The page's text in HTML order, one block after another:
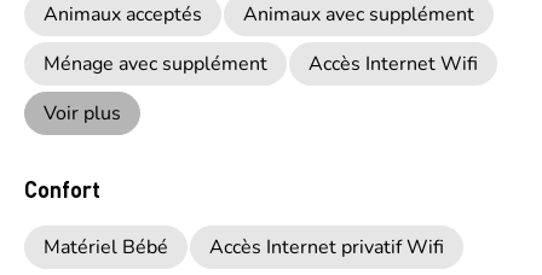
Animaux acceptés
Animaux avec supplément
Ménage avec supplément
Accès Internet Wifi
Voir plus
Confort
Matériel Bébé
Accès Internet privatif Wifi